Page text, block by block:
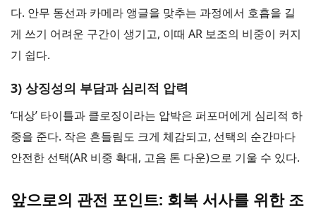
다. 안무 동선과 카메라 앵글을 맞추는 과정에서 호흡을 길
게 쓰기 어려운 구간이 생기고, 이때 AR 보조의 비중이 커지
기 쉽다.
3) 상징성의 부담과 심리적 압력
‘대상’ 타이틀과 클로징이라는 압박은 퍼포머에게 심리적 하
중을 준다. 작은 흔들림도 크게 체감되고, 선택의 순간마다
안전한 선택(AR 비중 확대, 고음 톤 다운)으로 기울 수 있다.
앞으로의 관전 포인트: 회복 서사를 위한 조